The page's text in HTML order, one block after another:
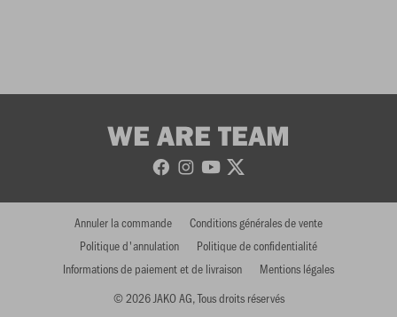
WE ARE TEAM
© 2026 JAKO AG, Tous droits réservés
Annuler la commande
Conditions générales de vente
Politique d'annulation
Politique de confidentialité
Informations de paiement et de livraison
Mentions légales